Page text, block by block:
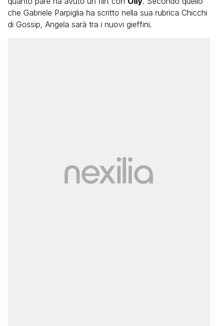
che Gabriele Parpiglia ha scritto nella sua rubrica Chicchi
di Gossip, Angela sarà tra i nuovi gieffini.